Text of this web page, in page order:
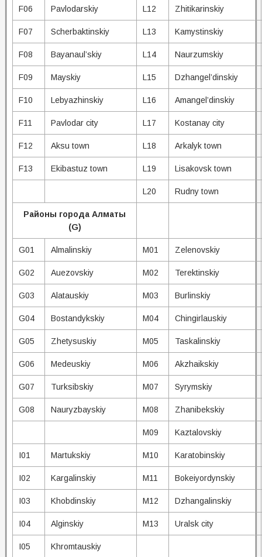
F06 Pavlodarskiy L12 Zhitikarinskiy
F07 Scherbaktinskiy L13 Kamystinskiy
F08 Bayanaul’skiy L14 Naurzumskiy
F09 Mayskiy L15 Dzhangel’dinskiy
F10 Lebyazhinskiy L16 Amangel’dinskiy
F11 Pavlodar city L17 Kostanay city
F12 Aksu town L18 Arkalyk town
F13 Ekibastuz town L19 Lisakovsk town
L20 Rudny town
Районы города Алматы
(G)
G01 Almalinskiy M01 Zelenovskiy
G02 Auezovskiy M02 Terektinskiy
G03 Alatauskiy M03 Burlinskiy
G04 Bostandykskiy M04 Chingirlauskiy
G05 Zhetysuskiy M05 Taskalinskiy
G06 Medeuskiy M06 Akzhaikskiy
G07 Turksibskiy M07 Syrymskiy
G08 Nauryzbayskiy M08 Zhanibekskiy
M09 Kaztalovskiy
I01 Martukskiy M10 Karatobinskiy
I02 Kargalinskiy M11 Bokeiyordynskiy
I03 Khobdinskiy M12 Dzhangalinskiy
I04 Alginskiy M13 Uralsk city
I05 Khromtauskiy